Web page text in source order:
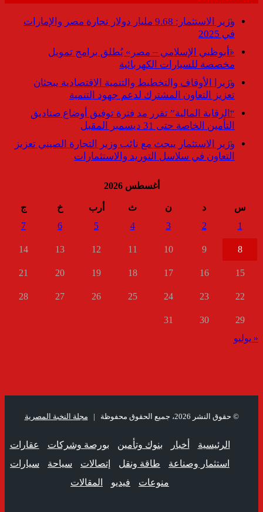
وزير الاستثمار: 9.68 مليار دولار تجارة مصر والإمارات
في 2025
«أبوظبي الإسلامي – مصر» يُطلق برامج تمويل
مخصصة للسيارات الكهربائية
وزيرا الأوقاف والتخطيط والتنمية الاقتصادية يبحثان
تعزيز التعاون المشترك لدعم جهود التنمية
“الرقابة المالية” تقرر مد فترة توفيق أوضاع صناديق
التأمين الخاصة حتى 31 ديسمبر المقبل
وزير الاستثمار يبحث مع نائب وزير التجارة الصيني تعزيز
التعاون في سلاسل التوريد والاستثمارات
أغسطس 2026
س د ن ث أرب خ
ج
1
2
3
4
5
6
7
8
9
10
11
12
13
14
15
16
17
18
19
20
21
22
23
24
25
26
27
28
29
30
31
« يوليو
© حقوق النشر 2026، جميع الحقوق محفوظة | مجلة النخبة المصرية
الرئيسية أخبار بنوك وتأمين بورصة وشركات
عقارات
استثمار وصناعة
طاقة ونقل إتصالات سياحة
سيارات
منوعات
فيديو المقالات